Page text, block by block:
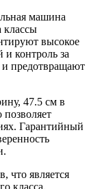
машина
классы
высокое
и контроль за
и предотвращают
47.5 см в
позволяет
Гарантийный
что является
класса.